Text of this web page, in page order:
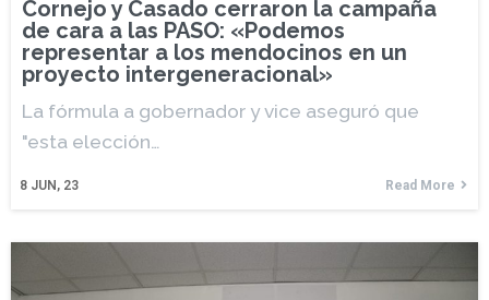
Cornejo y Casado cerraron la campaña
de cara a las PASO: «Podemos
representar a los mendocinos en un
proyecto intergeneracional»
8 JUN, 23
La fórmula a gobernador y vice aseguró que
"esta elección…
Read More